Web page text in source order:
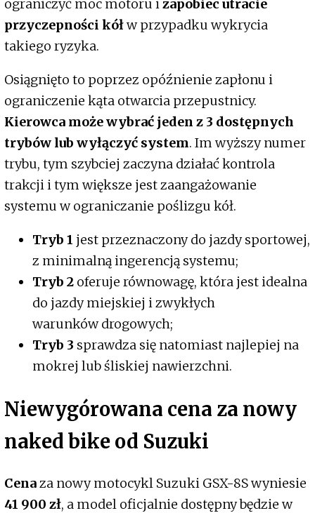
ograniczyć moc motoru izapobiec utracie
przyczepności kółw przypadku wykrycia
takiego ryzyka.
Osiągnięto to poprzez opóźnienie zapłonu i
ograniczenie kąta otwarcia przepustnicy.
Kierowca może wybrać jeden z 3 dostępnych
trybów lub wyłączyć system. Im wyższy numer
trybu, tym szybciej zaczyna działać kontrola
trakcji i tym większe jest zaangażowanie
systemu w ograniczanie poślizgu kół.
Tryb 1 jest przeznaczony do jazdy sportowej,
z minimalną ingerencją systemu;
Tryb 2 oferuje równowagę, która jest idealna
do jazdy miejskiej i zwykłych
warunków drogowych;
Tryb 3 sprawdza się natomiast najlepiej na
mokrej lub śliskiej nawierzchni.
Niewygórowana cena za nowy
naked bike od Suzuki
Cenaza nowy motocykl Suzuki GSX-8S wyniesie
41 900 zł, a model oficjalnie dostępny będzie w